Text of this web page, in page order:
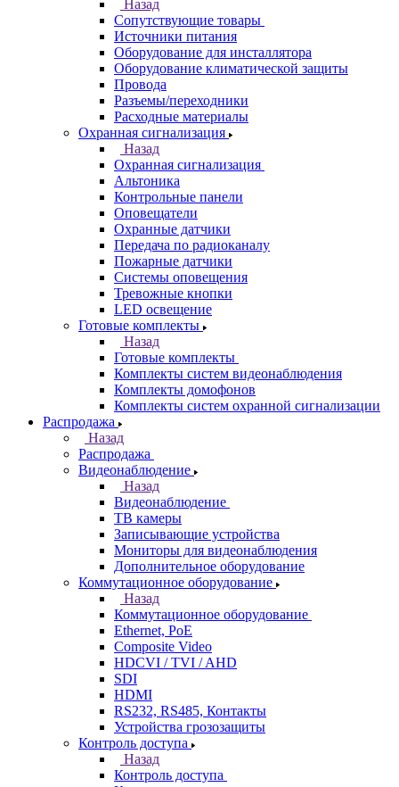
Назад
Сопутствующие товары
Источники питания
Оборудование для инсталлятора
Оборудование климатической защиты
Провода
Разъемы/переходники
Расходные материалы
Охранная сигнализация
Назад
Охранная сигнализация
Альтоника
Контрольные панели
Оповещатели
Охранные датчики
Передача по радиоканалу
Пожарные датчики
Системы оповещения
Тревожные кнопки
LED освещение
Готовые комплекты
Назад
Готовые комплекты
Комплекты систем видеонаблюдения
Комплекты домофонов
Комплекты систем охранной сигнализации
Распродажа
Назад
Распродажа
Видеонаблюдение
Назад
Видеонаблюдение
ТВ камеры
Записывающие устройства
Мониторы для видеонаблюдения
Дополнительное оборудование
Коммутационное оборудование
Назад
Коммутационное оборудование
Ethernet, PoE
Composite Video
HDCVI / TVI / AHD
SDI
HDMI
RS232, RS485, Контакты
Устройства грозозащиты
Контроль доступа
Назад
Контроль доступа